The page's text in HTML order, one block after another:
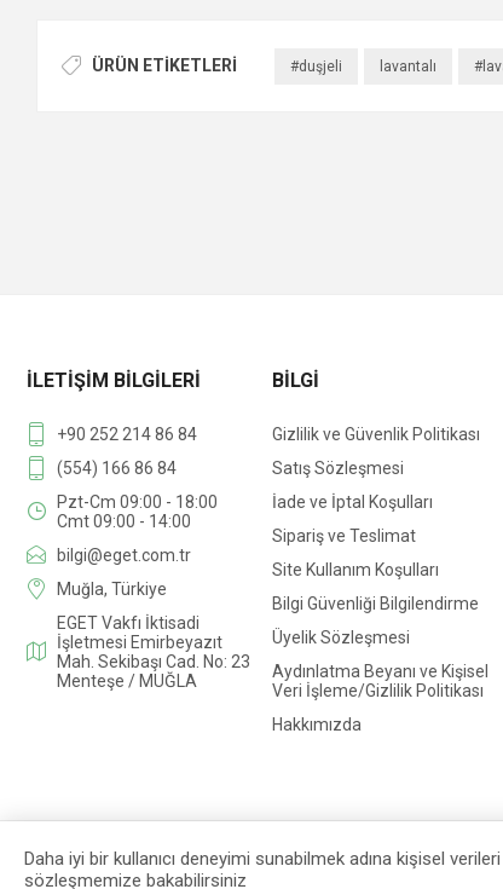
ÜRÜN ETIKETLERI #duşjeli lavantalı
İLETIŞIM BILGILERI
+90 252 214 86 84
(554) 166 86 84
Pzt-Cm 09:00 - 18:00
Cmt 09:00 - 14:00
bilgi@eget.com.tr
Muğla, Türkiye
EGET Vakfı İktisadi
İşletmesi Emirbeyazıt
Mah. Sekibaşı Cad. No: 23
Menteşe / MUĞLA
BILGI
Gizlilik ve Güvenlik Politikası
Satış Sözleşmesi
İade ve İptal Koşulları
Sipariş ve Teslimat
Site Kullanım Koşulları
Bilgi Güvenliği Bilgilendirme
Üyelik Sözleşmesi
Aydınlatma Beyanı ve Kişisel
Veri İşleme/Gizlilik Politikası
Hakkımızda
Designed bydarts
Daha iyi bir kullanıcı deneyimi sunabilmek adına kişisel
sözleşmemize bakabilirsiniz